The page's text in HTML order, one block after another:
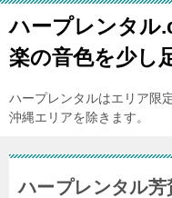
ハープレンタル
楽の音色を少し
ハープレンタルはエリア限
沖縄エリアを除きます。
ハープレンタル